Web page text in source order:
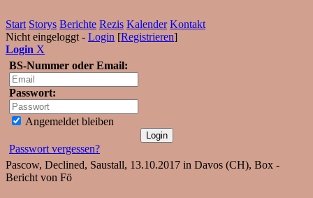
Start Storys Berichte Rezis Kalender Kontakt
Nicht eingeloggt - Login [Registrieren]
Login X
BS-Nummer oder Email:
Passwort:
Angemeldet bleiben
Passwort vergessen?
Pascow, Declined, Saustall, 13.10.2017 in Davos (CH), Box -
Bericht von Fö